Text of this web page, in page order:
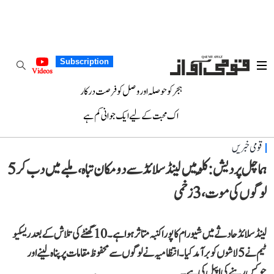
Subscription
Videos
ہجر کو حوصلہ اور وصل کو فرصت درکار
اک محبت کے لیے ایک جوانی کم ہے
قومی خبریں
ہماچل پردیش: کُلّو میں لینڈ سلائڈ سے دو مکان تباہ، ملبے میں دب کر 5
لوگوں کی موت، 3 زخمی
لینڈ سلائڈ حادثے میں شیورام کا پورا کنبہ متاثر ہوا ہے۔ 10 گھنٹے کی تلاش کے بعد ریسکیو
ٹیم نے 5 لاشوں کو برآمد کیا۔ انتظامیہ نے لوگوں سے محفوظ مقامات پر پناہ لینے اور